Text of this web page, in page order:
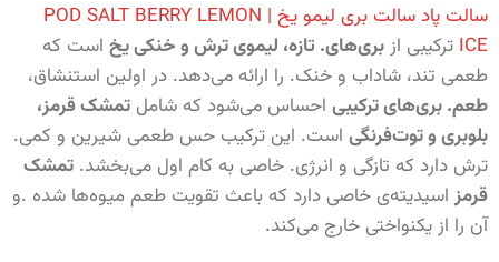
سالت پاد سالت بری لیمو یخ | POD SALT BERRY LEMON
ICE ترکیبی از بری‌های. تازه، لیموی ترش و خنکی یخ است که
طعمی تند، شاداب و خنک. را ارائه می‌دهد. در اولین استنشاق،
طعم. بری‌های ترکیبی احساس می‌شود که شامل تمشک قرمز،
بلوبری و توت‌فرنگی است. این ترکیب حس طعمی شیرین و کمی.
ترش دارد که تازگی و انرژی. خاصی به کام اول می‌بخشد. تمشک
قرمز اسیدیته‌ی خاصی دارد که باعث تقویت طعم میوه‌ها شده .و
آن را از یکنواختی خارج می‌کند.